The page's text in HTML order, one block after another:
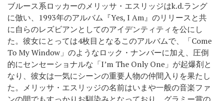
ブルース系ロッカーのメリッサ・エスリッジはk.d.ラング
に倣い、1993年のアルバム『Yes, I Am』のリリースと共
に自らのレズビアンとしてのアイデンティティを公にし
た。彼女にとっては4枚目となるこのアルバムで、「Come
To My Window」のようなロック・ナンバーに加え、圧倒
的にセンセーショナルな「I’m The Only One」が起爆剤と
なり、彼女は一気にシーンの重要人物の仲間入りを果たし
た。メリッサ・エスリッジの名前はいまや一般の音楽ファ